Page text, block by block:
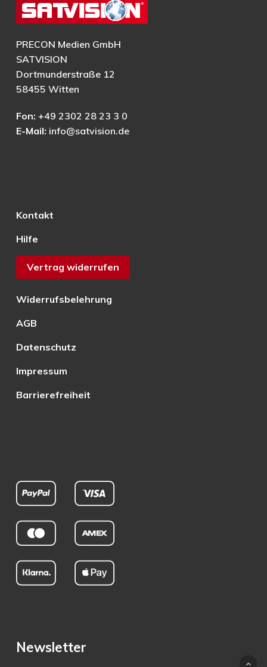
PRECON Medien GmbH
SATVISION
Dortmunderstraße 12
58455 Witten
Fon: +49 2302 28 23 3 0
E-Mail: info@satvision.de
Kontakt
Hilfe
Vertrag widerrufen
Widerrufsbelehrung
AGB
Datenschutz
Impressum
Barrierefreiheit
Newsletter